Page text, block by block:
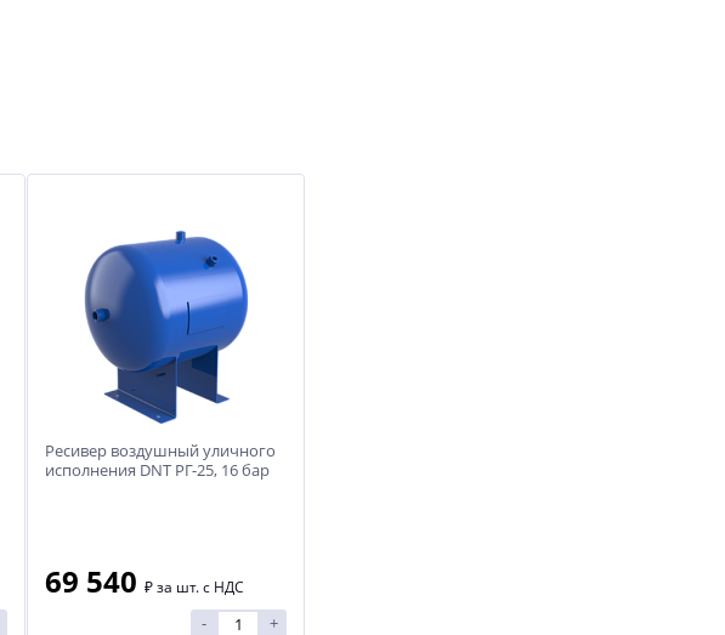
Ресивер воздушный уличного
исполнения DNT РГ-25, 16 бар
69 540 ₽за шт. с НДС
- +